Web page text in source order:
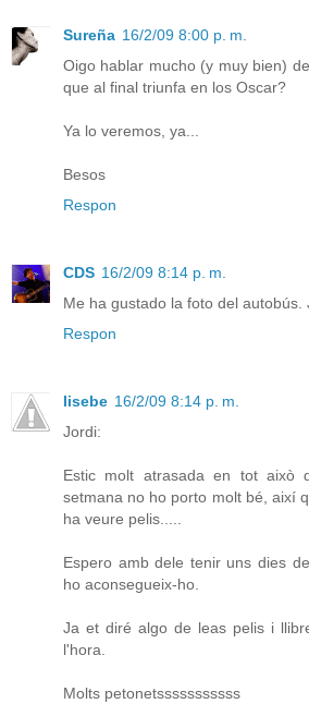
Sureña 16/2/09 8:00 p. m.
Oigo hablar mucho (y muy bien)
que al final triunfa en los Oscar?
Ya lo veremos, ya...
Besos
Respon
CDS 16/2/09 8:14 p. m.
Me ha gustado la foto del autobús.
Respon
lisebe 16/2/09 8:14 p. m.
Jordi:
Estic molt atrasada en tot això
setmana no ho porto molt bé, així
ha veure pelis.....
Espero amb dele tenir uns dies
ho aconsegueix-ho.
Ja et diré algo de leas pelis i
l'hora.
Molts petonetsssssssssss